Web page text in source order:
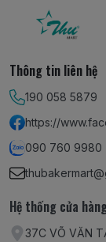
Thông tin liên hệ
190 058 5879
https://
090 760 9980
Hệ thống cửa
37C VÕ VĂN